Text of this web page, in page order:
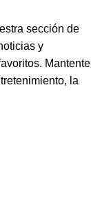
sección de
y
Mantente
la